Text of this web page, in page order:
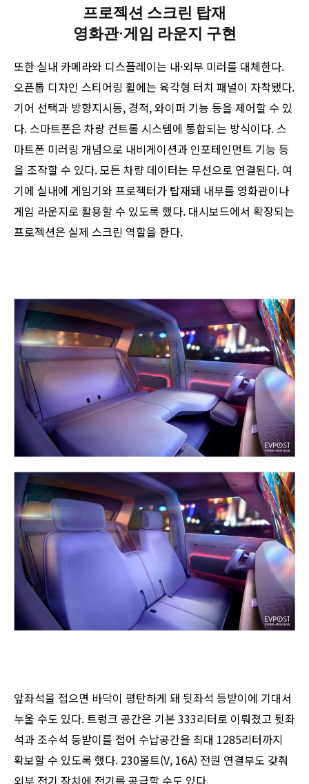
프로젝션 스크린 탑재
영화관·게임 라운지 구현
또한 실내 카메라와 디스플레이는 내·외부 미러를 대체한다.
오픈톱 디자인 스티어링 휠에는 육각형 터치 패널이 자착됐다.
기어 선택과 방향지시등, 경적, 와이퍼 기능 등을 제어할 수 있
다. 스마트폰은 차량 컨트롤 시스템에 통합되는 방식이다. 스
마트폰 미러링 개념으로 내비게이션과 인포테인먼트 기능 등
을 조작할 수 있다. 모든 차량 데이터는 무선으로 연결된다. 여
기에 실내에 게임기와 프로젝터가 탑재돼 내부를 영화관이나
게임 라운지로 활용할 수 있도록 했다. 대시보드에서 확장되는
프로젝션은 실제 스크린 역할을 한다.
앞좌석을 접으면 바닥이 평탄하게 돼 뒷좌석 등받이에 기대서
누울 수도 있다. 트렁크 공간은 기본 333리터로 이뤄졌고 뒷좌
석과 조수석 등받이를 접어 수납공간을 최대 1285리터까지
확보할 수 있도록 했다. 230볼트(V, 16A) 전원 연결부도 갖춰
외부 전기 장치에 전기를 공급할 수도 있다.